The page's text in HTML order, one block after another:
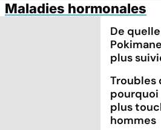
Maladies hormonales
De
plus
Troubles
pourquoi
plus
hommes